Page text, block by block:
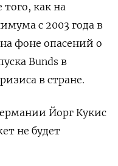
того, как на
с 2003 года в
фоне опасений о
Bunds в
в стране.
Йорг Кукис
не будет